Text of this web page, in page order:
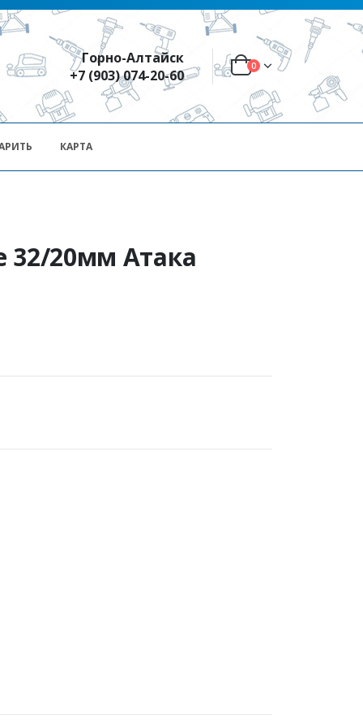
Горно-Алтайск
+7 (903) 074-20-60
0
КАРТА
32/20мм Атака